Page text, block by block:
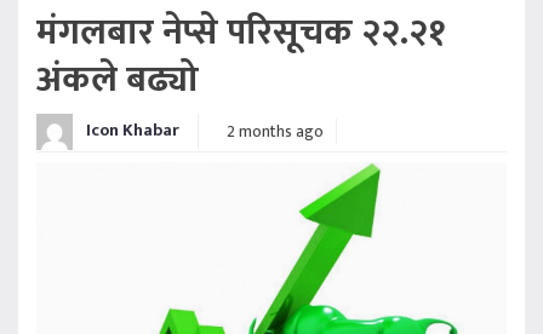
मंगलबार नेप्से परिसूचक २२.२१
अंकले बढ्यो
Icon Khabar 2 months ago